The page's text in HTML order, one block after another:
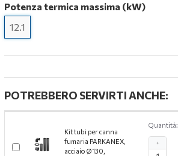
Potenza termica massima (kW)
12.1
POTREBBERO SERVIRTI ANCHE:
Kit tubi per canna
fumaria PARKANEX,
acciaio Ø130,
Quantità:
+